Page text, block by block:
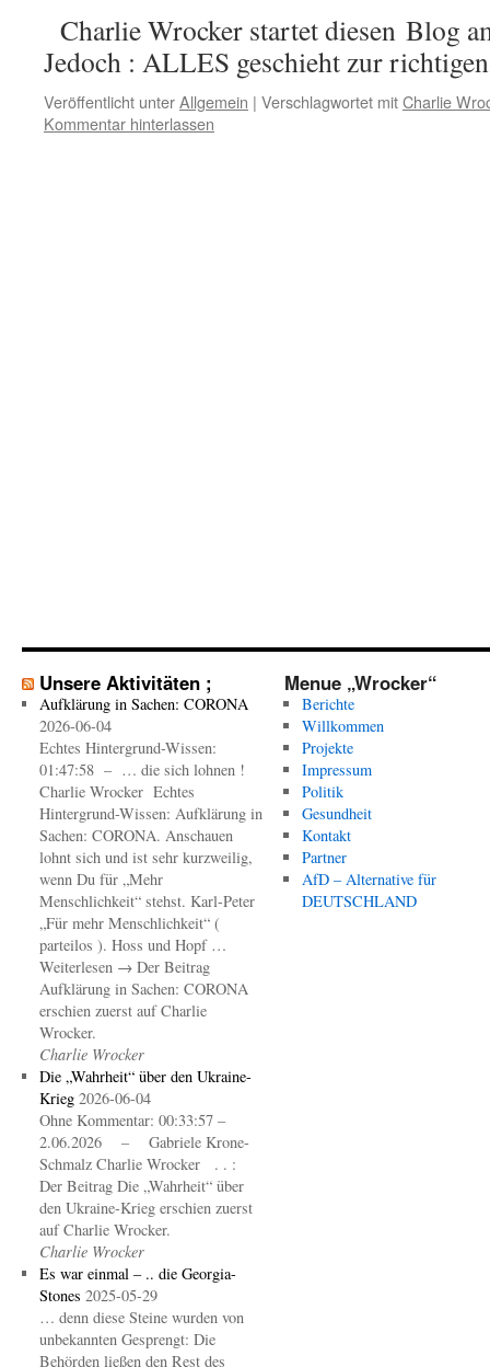
Charlie Wrocker startet diesen Blog
Jedoch : ALLES geschieht zur
Veröffentlicht unterAllgemein | Verschlagwortet mitCharlie
Kommentar hinterlassen
Unsere Aktivitäten ;
Aufklärung in Sachen: CORONA
2026-06-04
Echtes Hintergrund-Wissen:
01:47:58 – … die sich lohnen !
Charlie Wrocker Echtes
Hintergrund-Wissen: Aufklärung in
Sachen: CORONA. Anschauen
lohnt sich und ist sehr kurzweilig,
wenn Du für „Mehr
Menschlichkeit“ stehst. Karl-Peter
„Für mehr Menschlichkeit“ (
parteilos ). Hoss und Hopf …
Weiterlesen → Der Beitrag
Aufklärung in Sachen: CORONA
erschien zuerst auf Charlie
Wrocker.
Charlie Wrocker
Die „Wahrheit“ über den Ukraine-
Krieg 2026-06-04
Ohne Kommentar: 00:33:57 –
2.06.2026 – Gabriele Krone-
Schmalz Charlie Wrocker . . :
Der Beitrag Die „Wahrheit“ über
den Ukraine-Krieg erschien zuerst
auf Charlie Wrocker.
Charlie Wrocker
Es war einmal – .. die Georgia-
Stones 2025-05-29
… denn diese Steine wurden von
unbekannten Gesprengt: Die
Behörden ließen den Rest des
Menue „Wrocker“
Berichte
Willkommen
Projekte
Impressum
Politik
Gesundheit
Kontakt
Partner
AfD – Alternative für
DEUTSCHLAND